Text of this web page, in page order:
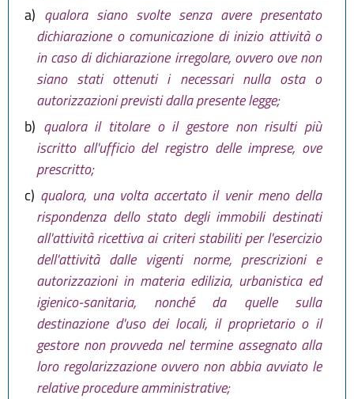
a) qualora siano svolte senza avere presentato
dichiarazione o comunicazione di inizio attività o
in caso di dichiarazione irregolare, ovvero ove non
siano stati ottenuti i necessari nulla osta o
autorizzazioni previsti dalla presente legge;
b) qualora il titolare o il gestore non risulti più
iscritto all'ufficio del registro delle imprese, ove
prescritto;
c) qualora, una volta accertato il venir meno della
rispondenza dello stato degli immobili destinati
all'attività ricettiva ai criteri stabiliti per l'esercizio
dell'attività dalle vigenti norme, prescrizioni e
autorizzazioni in materia edilizia, urbanistica ed
igienico-sanitaria, nonché da quelle sulla
destinazione d'uso dei locali, il proprietario o il
gestore non provveda nel termine assegnato alla
loro regolarizzazione ovvero non abbia avviato le
relative procedure amministrative;